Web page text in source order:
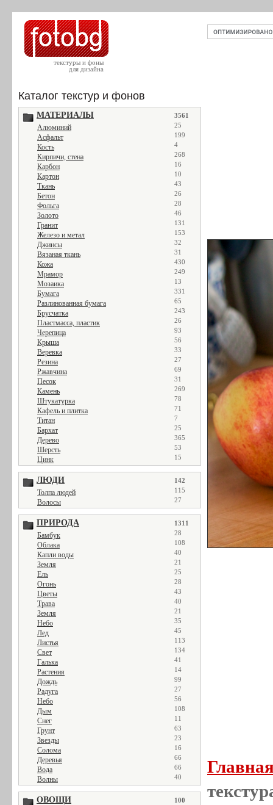
текстуры и фоны
для дизайна
Каталог текстур и фонов
МАТЕРИАЛЫ 3561
Алюминий 25
Асфальт 199
Кость 4
Кирпичи, стена 268
Карбон 16
Картон 10
Ткань 43
Бетон 26
Фольга 28
Золото 46
Гранит 131
Железо и метал 153
Джинсы 32
Вязаная ткань 31
Кожа 430
Мрамор 249
Мозаика 13
Бумага 331
Разлинованная бумага 65
Брусчатка 243
Пластмасса, пластик 26
Черепица 93
Крыша 56
Веревка 33
Резина 27
Ржавчина 69
Песок 31
Камень 269
Штукатурка 78
Кафель и плитка 71
Титан 7
Бархат 25
Дерево 365
Шерсть 53
Цинк 15
ЛЮДИ 142
Толпа людей 115
Волосы 27
ПРИРОДА 1311
Бамбук 28
Облака 108
Капли воды 40
Земля 21
Ель 25
Огонь 28
Цветы 43
Трава 40
Земля 21
Небо 35
Лед 45
Листья 113
Свет 134
Галька 41
Растения 14
Дождь 99
Радуга 27
Небо 56
Дым 108
Снег 11
Грунт 63
Звезды 23
Солома 16
Деревья 66
Вода 66
Волны 40
ОВОЩИ 100